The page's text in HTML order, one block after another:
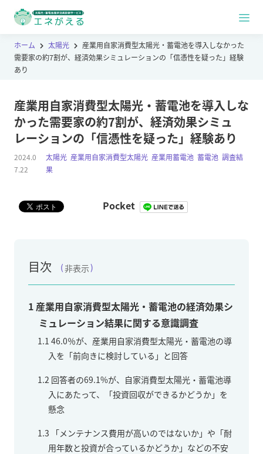
ホーム 太陽光
産業用自家消費型太陽光・蓄電池を導入しなかった
需要家の約7割が、経済効果シミュレーションの「信憑性を疑った」経験
あり
産業用自家消費型太陽光・蓄電池を導入しな
かった需要家の約7割が、経済効果シミュ
レーションの「信憑性を疑った」経験あり
太陽光 産業用自家消費型太陽光 産業用蓄電池 ,蓄電池 ,調査結
果
2024.0
7.22
Pocket
目次 非表示
1 産業用自家消費型太陽光・蓄電池の経済効果シ
ミュレーション結果に関する意識調査
1.1 46.0％が、産業用自家消費型太陽光・蓄電池の導
入を「前向きに検討している」と回答
1.2 回答者の69.1%が、自家消費型太陽光・蓄電池導
入にあたって、「投資回収ができるかどうか」を
懸念
1.3 「メンテナンス費用が高いのではないか」や「耐
用年数と投資が合っているかどうか」などの不安